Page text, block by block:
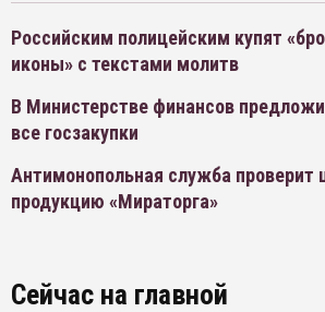
Российским полицейским купят
иконы» с текстами молитв
В Министерстве финансов
все госзакупки
Антимонопольная служба проверит
продукцию «Мираторга»
Сейчас на главной